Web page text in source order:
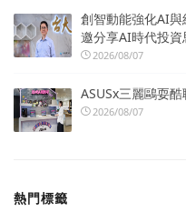
創智動能強化AI
邀分享AI時代投資
2026/08/07
ASUSx三麗鷗耍
2026/08/07
熱門標籤